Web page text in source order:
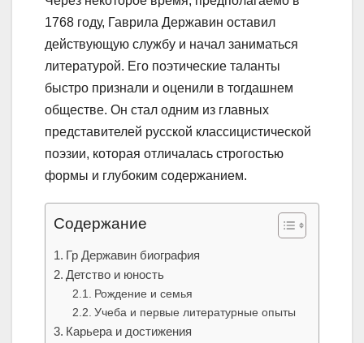
1768 году, Гаврила Державин оставил
действующую службу и начал заниматься
литературой. Его поэтические таланты
быстро признали и оценили в тогдашнем
обществе. Он стал одним из главных
представителей русской классицистической
поэзии, которая отличалась строгостью
формы и глубоким содержанием.
Содержание
Гр Державин биография
Детство и юность
Рождение и семья
Учеба и первые литературные опыты
Карьера и достижения